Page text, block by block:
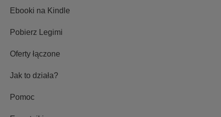
Ebooki na Kindle
Pobierz Legimi
Oferty łączone
Jak to działa?
Pomoc